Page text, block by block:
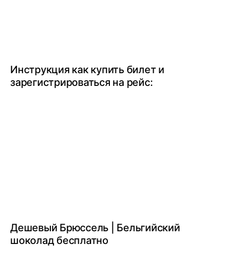
Инструкция как купить билет и
зарегистрироваться на рейс:
Дешевый Брюссель | Бельгийский
шоколад бесплатно